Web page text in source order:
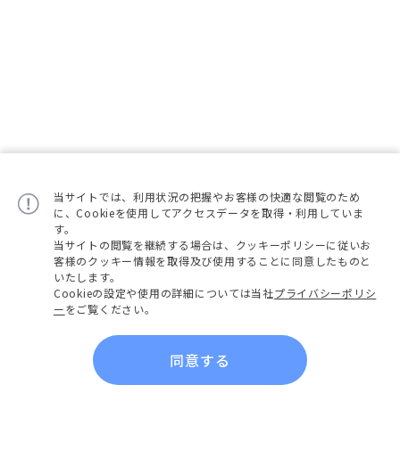
当サイトでは、利用状況の把握やお客様の快適な閲覧のため
に、Cookieを使用してアクセスデータを取得・利用していま
す。
当サイトの閲覧を継続する場合は、クッキーポリシーに従いお
客様のクッキー情報を取得及び使用することに同意したものと
いたします。
Cookieの設定や使用の詳細については当社プライバシーポリシ
ーをご覧ください。
同意する